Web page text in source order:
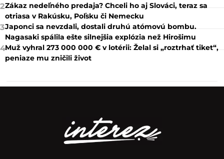
2Zákaz nedeľného predaja? Chceli ho aj Slováci, teraz sa
otriasa v Rakúsku, Poľsku či Nemecku
3Japonci sa nevzdali, dostali druhú atómovú bombu.
Nagasaki spálila ešte silnejšia explózia než Hirošimu
4Muž vyhral 273 000 000 € v lotérii: Želal si „roztrhať tiket“,
peniaze mu zničili život